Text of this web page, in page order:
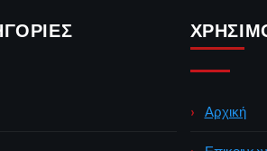
Αρχική